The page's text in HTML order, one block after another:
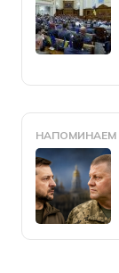
НАПОМИНАЕМ